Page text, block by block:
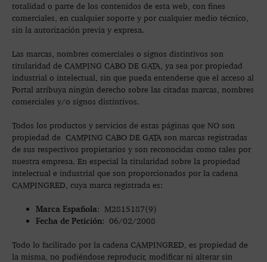
totalidad o parte de los contenidos de esta web, con fines
comerciales, en cualquier soporte y por cualquier medio técnico,
sin la autorización previa y expresa.
Las marcas, nombres comerciales o signos distintivos son
titularidad de CAMPING CABO DE GATA, ya sea por propiedad
industrial o intelectual, sin que pueda entenderse que el acceso al
Portal atribuya ningún derecho sobre las citadas marcas, nombres
comerciales y/o signos distintivos.
Todos los productos y servicios de estas páginas que NO son
propiedad de CAMPING CABO DE GATA son marcas registradas
de sus respectivos propietarios y son reconocidas como tales por
nuestra empresa. En especial la titularidad sobre la propiedad
intelectual e industrial que son proporcionados por la cadena
CAMPINGRED, cuya marca registrada es:
Marca Española: M2815187(9)
Fecha de Petición: 06/02/2008
Todo lo facilitado por la cadena CAMPINGRED, es propiedad de
la misma, no pudiéndose reproducir, modificar ni alterar sin